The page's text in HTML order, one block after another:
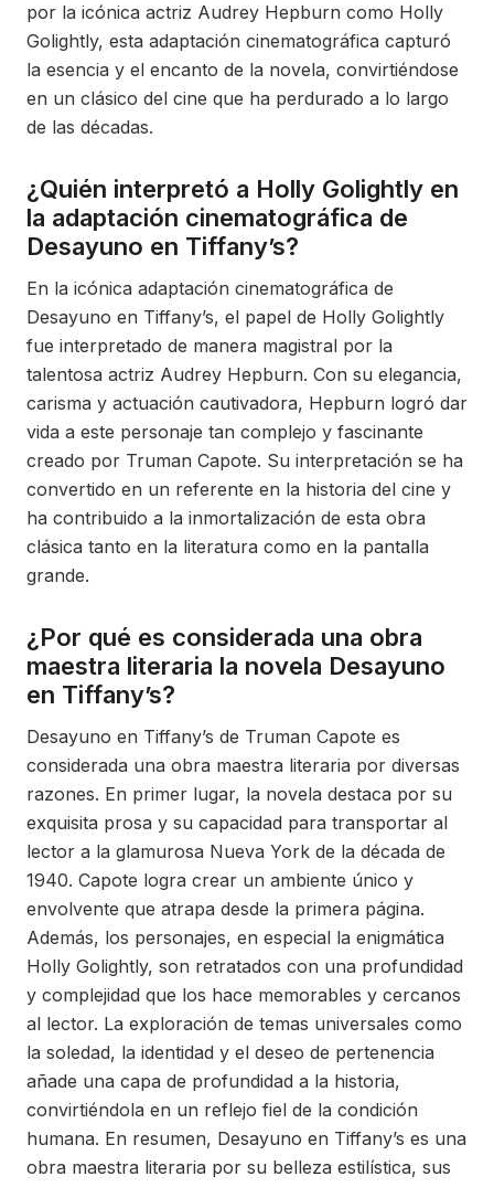
por la icónica actriz Audrey Hepburn como Holly
Golightly, esta adaptación cinematográfica capturó
la esencia y el encanto de la novela, convirtiéndose
en un clásico del cine que ha perdurado a lo largo
de las décadas.
¿Quién interpretó a Holly Golightly en
la adaptación cinematográfica de
Desayuno en Tiffany’s?
En la icónica adaptación cinematográfica de
Desayuno en Tiffany’s, el papel de Holly Golightly
fue interpretado de manera magistral por la
talentosa actriz Audrey Hepburn. Con su elegancia,
carisma y actuación cautivadora, Hepburn logró dar
vida a este personaje tan complejo y fascinante
creado por Truman Capote. Su interpretación se ha
convertido en un referente en la historia del cine y
ha contribuido a la inmortalización de esta obra
clásica tanto en la literatura como en la pantalla
grande.
¿Por qué es considerada una obra
maestra literaria la novela Desayuno
en Tiffany’s?
Desayuno en Tiffany’s de Truman Capote es
considerada una obra maestra literaria por diversas
razones. En primer lugar, la novela destaca por su
exquisita prosa y su capacidad para transportar al
lector a la glamurosa Nueva York de la década de
1940. Capote logra crear un ambiente único y
envolvente que atrapa desde la primera página.
Además, los personajes, en especial la enigmática
Holly Golightly, son retratados con una profundidad
y complejidad que los hace memorables y cercanos
al lector. La exploración de temas universales como
la soledad, la identidad y el deseo de pertenencia
añade una capa de profundidad a la historia,
convirtiéndola en un reflejo fiel de la condición
humana. En resumen, Desayuno en Tiffany’s es una
obra maestra literaria por su belleza estilística, sus